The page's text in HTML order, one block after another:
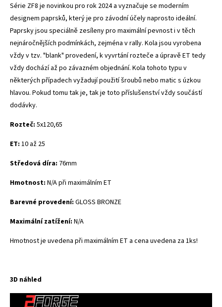
Série ZF8 je novinkou pro rok 2024 a vyznačuje se moderním
designem paprsků, který je pro závodní účely naprosto ideální.
Paprsky jsou speciálně zesíleny pro maximální pevnost i v těch
nejnáročnějších podmínkách, zejména v rally. Kola jsou vyrobena
vždy v tzv. "blank" provedení, k vyvrtání rozteče a úpravě ET tedy
vždy dochází až po závazném objednání. Kola tohoto typu v
některých případech vyžadují použití šroubů nebo matic s úzkou
hlavou. Pokud tomu tak je, tak je toto příslušenství vždy součástí
dodávky.
Rozteč: 5x120,65
ET: 10 až 25
Středová díra: 76mm
Hmotnost: N/A při maximálním ET
Barevné provedení: GLOSS BRONZE
Maximální zatížení: N/A
Hmotnost je uvedena při maximálním ET a cena uvedena za 1ks!
3D náhled